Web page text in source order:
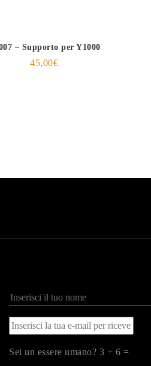
– Supporto per Y1000
45,00€
Sei un essere umano? 3 + 6 =